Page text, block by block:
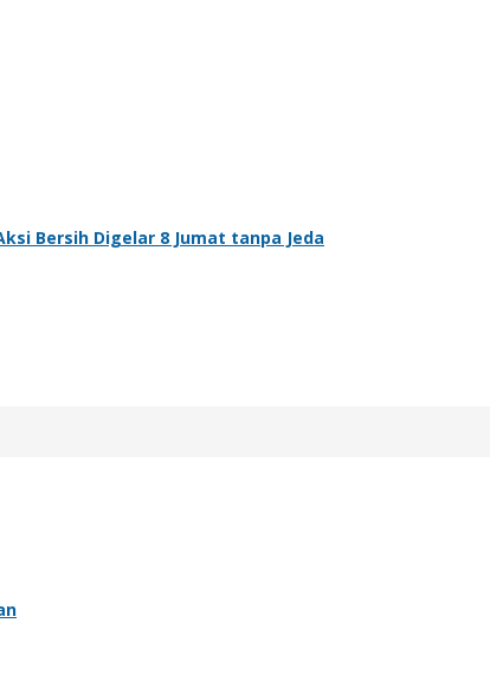
Bersih Digelar 8 Jumat tanpa Jeda